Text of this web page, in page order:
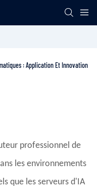
: Application Et Innovation
professionnel de
les environnements
que les serveurs d'IA